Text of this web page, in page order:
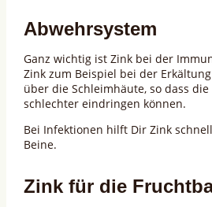
Abwehrsystem
Ganz wichtig ist Zink bei der
Zink zum Beispiel bei der
über die Schleimhäute, so dass
schlechter eindringen können.
Bei Infektionen hilft Dir Zink
Beine.
Zink für die